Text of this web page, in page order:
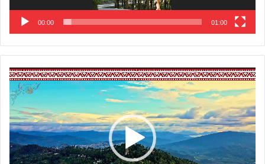
00:00 01:00
Video
Player